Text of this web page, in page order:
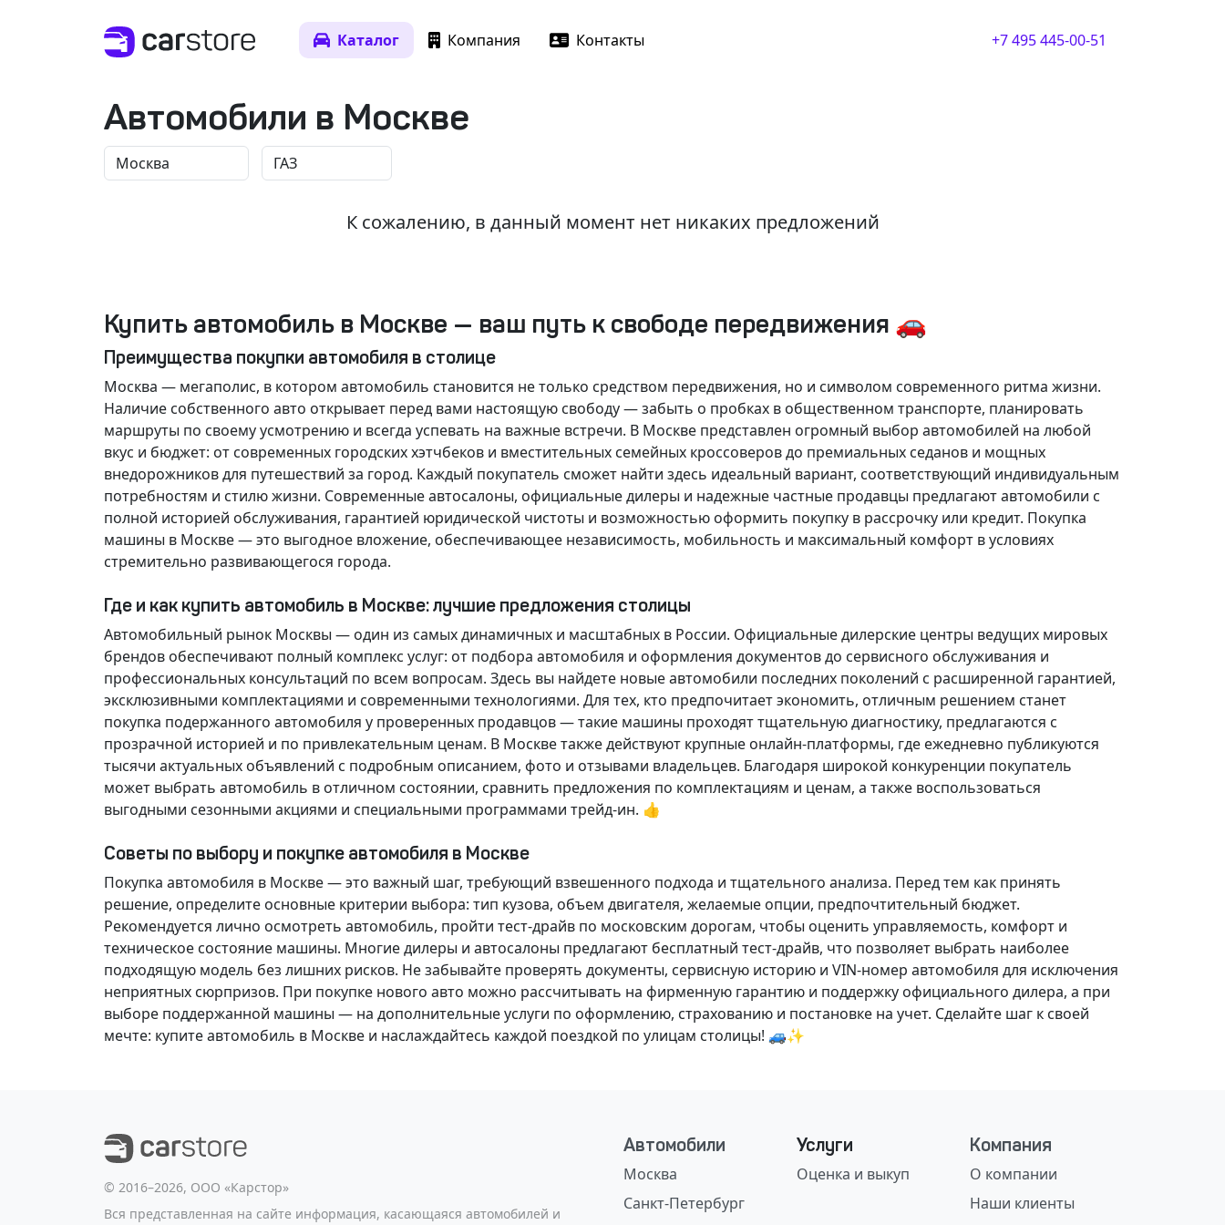
Каталог Компания Контакты +7 495 445-00-51
Автомобили в Москве
К сожалению, в данный момент нет никаких предложений
Купить автомобиль в Москве — ваш путь к свободе передвижения 🚗
Преимущества покупки автомобиля в столице
Москва — мегаполис, в котором автомобиль становится не только средством передвижения, но и символом современного ритма жизни.
Наличие собственного авто открывает перед вами настоящую свободу — забыть о пробках в общественном транспорте, планировать
маршруты по своему усмотрению и всегда успевать на важные встречи. В Москве представлен огромный выбор автомобилей на любой
вкус и бюджет: от современных городских хэтчбеков и вместительных семейных кроссоверов до премиальных седанов и мощных
внедорожников для путешествий за город. Каждый покупатель сможет найти здесь идеальный вариант, соответствующий индивидуальным
потребностям и стилю жизни. Современные автосалоны, официальные дилеры и надежные частные продавцы предлагают автомобили с
полной историей обслуживания, гарантией юридической чистоты и возможностью оформить покупку в рассрочку или кредит. Покупка
машины в Москве — это выгодное вложение, обеспечивающее независимость, мобильность и максимальный комфорт в условиях
стремительно развивающегося города.
Где и как купить автомобиль в Москве: лучшие предложения столицы
Автомобильный рынок Москвы — один из самых динамичных и масштабных в России. Официальные дилерские центры ведущих мировых
брендов обеспечивают полный комплекс услуг: от подбора автомобиля и оформления документов до сервисного обслуживания и
профессиональных консультаций по всем вопросам. Здесь вы найдете новые автомобили последних поколений с расширенной гарантией,
эксклюзивными комплектациями и современными технологиями. Для тех, кто предпочитает экономить, отличным решением станет
покупка подержанного автомобиля у проверенных продавцов — такие машины проходят тщательную диагностику, предлагаются с
прозрачной историей и по привлекательным ценам. В Москве также действуют крупные онлайн-платформы, где ежедневно публикуются
тысячи актуальных объявлений с подробным описанием, фото и отзывами владельцев. Благодаря широкой конкуренции покупатель
может выбрать автомобиль в отличном состоянии, сравнить предложения по комплектациям и ценам, а также воспользоваться
выгодными сезонными акциями и специальными программами трейд-ин. 👍
Советы по выбору и покупке автомобиля в Москве
Покупка автомобиля в Москве — это важный шаг, требующий взвешенного подхода и тщательного анализа. Перед тем как принять
решение, определите основные критерии выбора: тип кузова, объем двигателя, желаемые опции, предпочтительный бюджет.
Рекомендуется лично осмотреть автомобиль, пройти тест-драйв по московским дорогам, чтобы оценить управляемость, комфорт и
техническое состояние машины. Многие дилеры и автосалоны предлагают бесплатный тест-драйв, что позволяет выбрать наиболее
подходящую модель без лишних рисков. Не забывайте проверять документы, сервисную историю и VIN-номер автомобиля для исключения
неприятных сюрпризов. При покупке нового авто можно рассчитывать на фирменную гарантию и поддержку официального дилера, а при
выборе поддержанной машины — на дополнительные услуги по оформлению, страхованию и постановке на учет. Сделайте шаг к своей
мечте: купите автомобиль в Москве и наслаждайтесь каждой поездкой по улицам столицы! 🚙✨
©️ 2016–2026, ООО «Карстор»
Вся представленная на сайте информация, касающаяся автомобилей и
Автомобили
Москва
Санкт-Петербург
Услуги
Оценка и выкуп
Компания
О компании
Наши клиенты